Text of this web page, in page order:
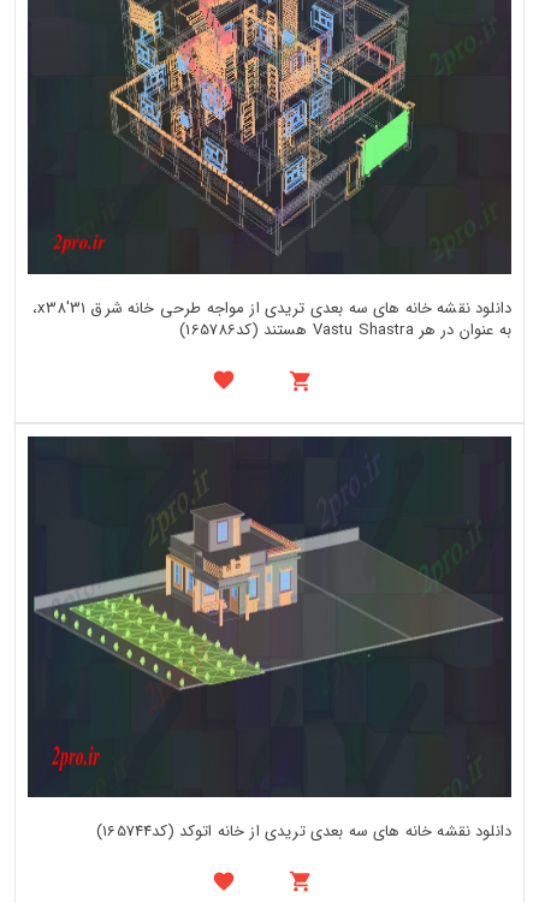
دانلود نقشه خانه های سه بعدی تریدی از مواجه طرحی خانه شرق 31'x38،
به عنوان در هر Vastu Shastra هستند (کد165786)
دانلود نقشه خانه های سه بعدی تریدی از خانه اتوکد (کد165744)